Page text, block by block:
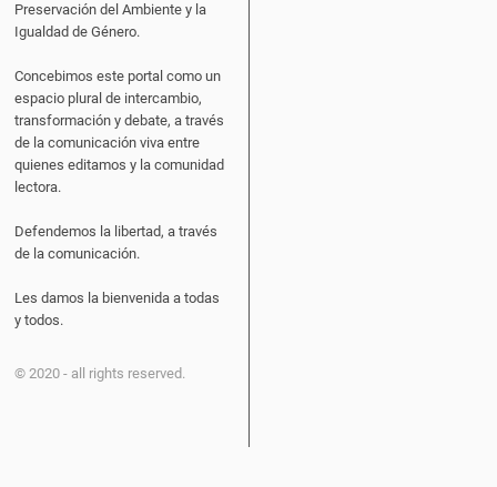
Preservación del Ambiente y la
Igualdad de Género.
Concebimos este portal como un
espacio plural de intercambio,
transformación y debate, a través
de la comunicación viva entre
quienes editamos y la comunidad
lectora.
Defendemos la libertad, a través
de la comunicación.
Les damos la bienvenida a todas
y todos.
© 2020 - all rights reserved.